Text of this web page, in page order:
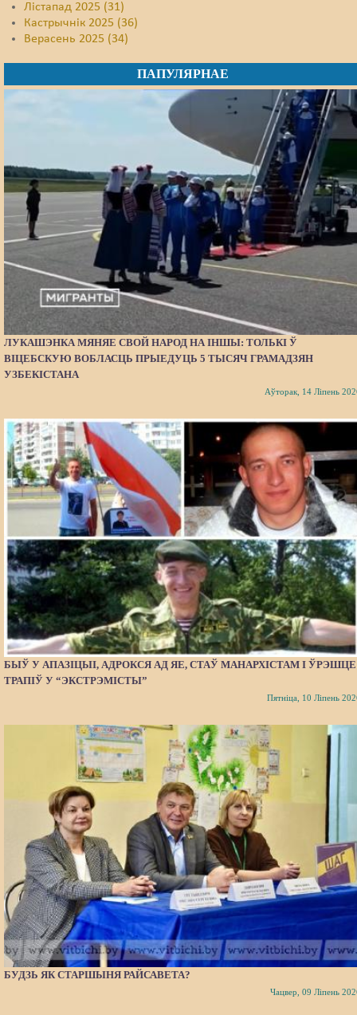
Лістапад 2025 (31)
Кастрычнік 2025 (36)
Верасень 2025 (34)
ПАПУЛЯРНАЕ
ЛУКАШЭНКА МЯНЯЕ СВОЙ НАРОД НА ІНШЫ: ТОЛЬКІ Ў
ВІЦЕБСКУЮ ВОБЛАСЦЬ ПРЫЕДУЦЬ 5 ТЫСЯЧ ГРАМАДЗЯН
УЗБЕКІСТАНА
Аўторак, 14 Ліпень
БЫЎ У АПАЗІЦЫІ, АДРОКСЯ АД ЯЕ, СТАЎ МАНАРХІСТАМ І ЎРЭШЦЕ
ТРАПІЎ У “ЭКСТРЭМІСТЫ”
Пятніца, 10 Ліпень
БУДЗЬ ЯК СТАРШЫНЯ РАЙСАВЕТА?
Чацвер, 09 Ліпень